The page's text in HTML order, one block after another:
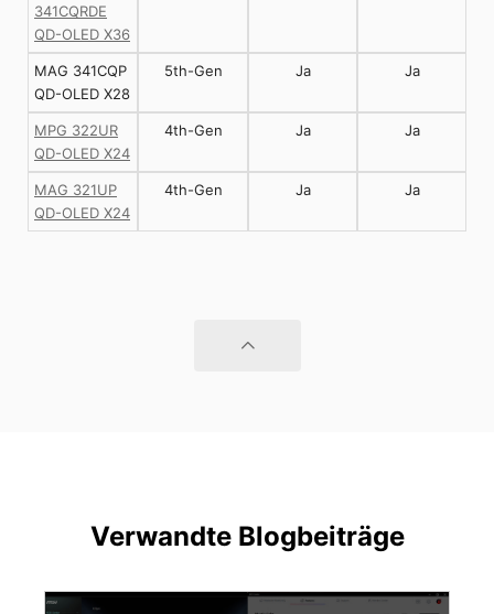
341CQRDE
QD-OLED X36
MAG 341CQP
QD-OLED X28
5th-Gen Ja Ja
MPG 322UR
QD-OLED X24
4th-Gen Ja Ja
MAG 321UP
QD-OLED X24
4th-Gen Ja Ja
Verwandte Blogbeiträge